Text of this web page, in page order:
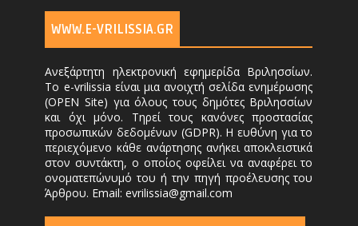
WWW.E-VRILISSIA.GR
Ανεξάρτητη ηλεκτρονική εφημερίδα Βριλησσίων.
Το e-vrilissia είναι μια ανοιχτή σελίδα ενημέρωσης
(OPEN Site) για όλους τους δημότες Βριλησσίων
και όχι μόνο. Τηρεί τους κανόνες προστασίας
προσωπικών δεδομένων (GDPR). Η ευθύνη για το
περιεχόμενο κάθε ανάρτησης ανήκει αποκλειστικά
στον συντάκτη, ο οποίος οφείλει να αναφέρει το
ονοματεπώνυμό του ή την πηγή προέλευσης του
Άρθρου. Email: evrilissia@gmail.com